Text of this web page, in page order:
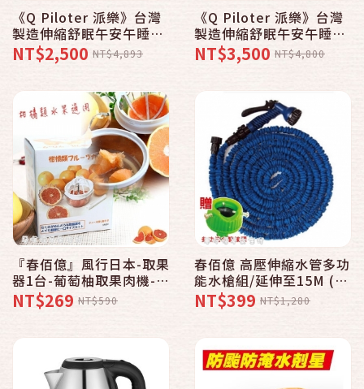
《Q Piloter 派樂》台灣
製造伸縮舒眠午安午睡枕
〈7入〉記憶枕 兒童午安
枕 辦公室午安枕
NT$2,500 NT$4,893
《Q Piloter 派樂》台灣
製造伸縮舒眠午安午睡枕
〈10入〉記憶枕 兒童午
安枕 辦公室午安枕
NT$3,500 NT$4,800
『春佰億』風行日本-取果
器1台-葡萄柚取果肉機-電
視購物台熱銷商品-台灣製
保固一年不鏽鋼刀
NT$269 NT$590
春佰億 高壓伸縮水管多功
能水槍組/延伸至15M (1
入) 彈性水管 彈力水管 神
奇水管 高壓水槍 多段可
掃除
NT$399 NT$1,280